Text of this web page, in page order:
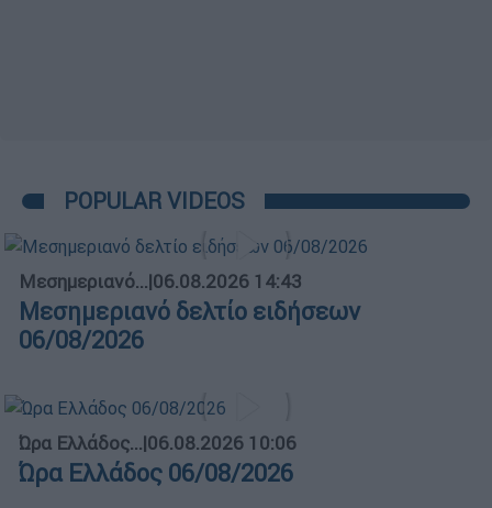
POPULAR VIDEOS
Μεσημεριανό...|06.08.2026 14:43
Μεσημεριανό δελτίο ειδήσεων
06/08/2026
Ώρα Ελλάδος...|06.08.2026 10:06
Ώρα Ελλάδος 06/08/2026